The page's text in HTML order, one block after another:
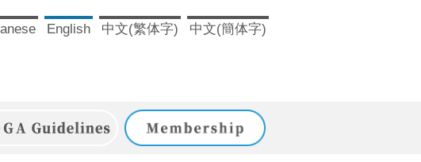
English 中文(繁体字) 中文(簡体字)
ガイドライン 入会のご案内